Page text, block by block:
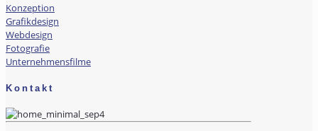
Konzeption
Grafikdesign
Webdesign
Fotografie
Unternehmensfilme
Kontakt